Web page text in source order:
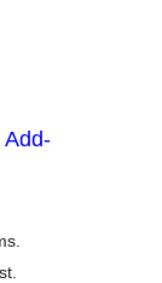
Add-